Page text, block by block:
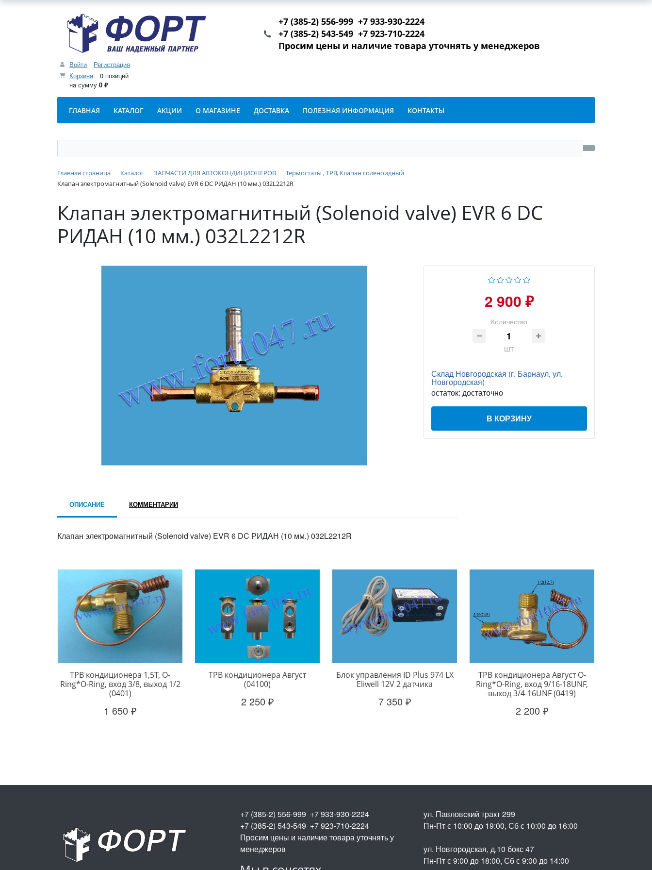
Войти
Регистрация
Корзина
0 позиций
на сумму 0 ₽
+7 (385-2) 556-999 +7 933-930-2224
+7 (385-2) 543-549 +7 923-710-2224
Просим цены и наличие товара уточнять у менеджеров
ГЛАВНАЯ КАТАЛОГ АКЦИИ О МАГАЗИНЕ ДОСТАВКА ПОЛЕЗНАЯ ИНФОРМАЦИЯ КОНТАКТЫ
Главная страница Каталог ЗАПЧАСТИ ДЛЯ АВТОКОНДИЦИОНЕРОВ
Термостаты , ТРВ, Клапан соленоидный
Клапан электромагнитный (Solenoid valve) EVR 6 DC РИДАН (10 мм.) 032L2212R
Клапан электромагнитный (Solenoid valve) EVR 6 DC
РИДАН (10 мм.) 032L2212R
2 900 ₽
Количество
шт
Склад Новгородская (г. Барнаул, ул.
Новгородская)
остаток: достаточно
В КОРЗИНУ
ОПИСАНИЕ КОММЕНТАРИИ
Клапан электромагнитный (Solenoid valve) EVR 6 DC РИДАН (10 мм.) 032L2212R
ТРВ кондиционера 1,5Т, O-
Ring*O-Ring, вход 3/8, выход 1/2
(0401)
1 650 ₽
ТРВ кондиционера Август
(04100)
2 250 ₽
Блок управления ID Plus 974 LX
Eliwell 12V 2 датчика
7 350 ₽
ТРВ кондиционера Август O-
Ring*O-Ring, вход 9/16-18UNF,
выход 3/4-16UNF (0419)
2 200 ₽
+7 (385-2) 556-999 +7 933-930-2224
+7 (385-2) 543-549 +7 923-710-2224
Просим цены и наличие товара уточнять у
менеджеров
ул. Павловский тракт 299
Пн-Пт с 10:00 до 19:00, Сб с 10:00 до 16:00
ул. Новгородская, д.10 бокс 47
Пн-Пт с 9:00 до 18:00, Сб с 9:00 до 14:00